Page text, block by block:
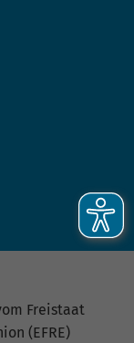
Freistaat
(EFRE)